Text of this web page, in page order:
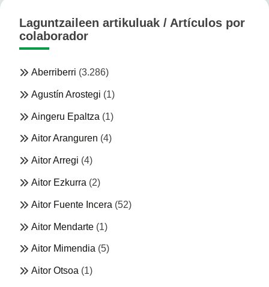
Laguntzaileen artikuluak / Artículos por
colaborador
Aberriberri (3.286)
Agustín Arostegi (1)
Aingeru Epaltza (1)
Aitor Aranguren (4)
Aitor Arregi (4)
Aitor Ezkurra (2)
Aitor Fuente Incera (52)
Aitor Mendarte (1)
Aitor Mimendia (5)
Aitor Otsoa (1)